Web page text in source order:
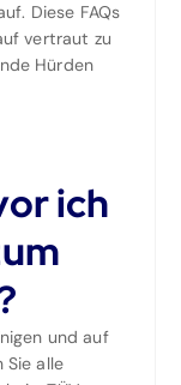
Diese FAQs
vertraut zu
Hürden
ich
und auf
Sie alle